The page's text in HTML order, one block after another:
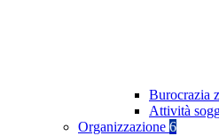
Burocrazia
Attività
Organizzazione 6